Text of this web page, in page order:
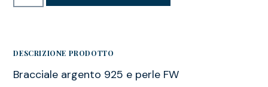
DESCRIZIONE PRODOTTO
Bracciale argento 925 e perle FW